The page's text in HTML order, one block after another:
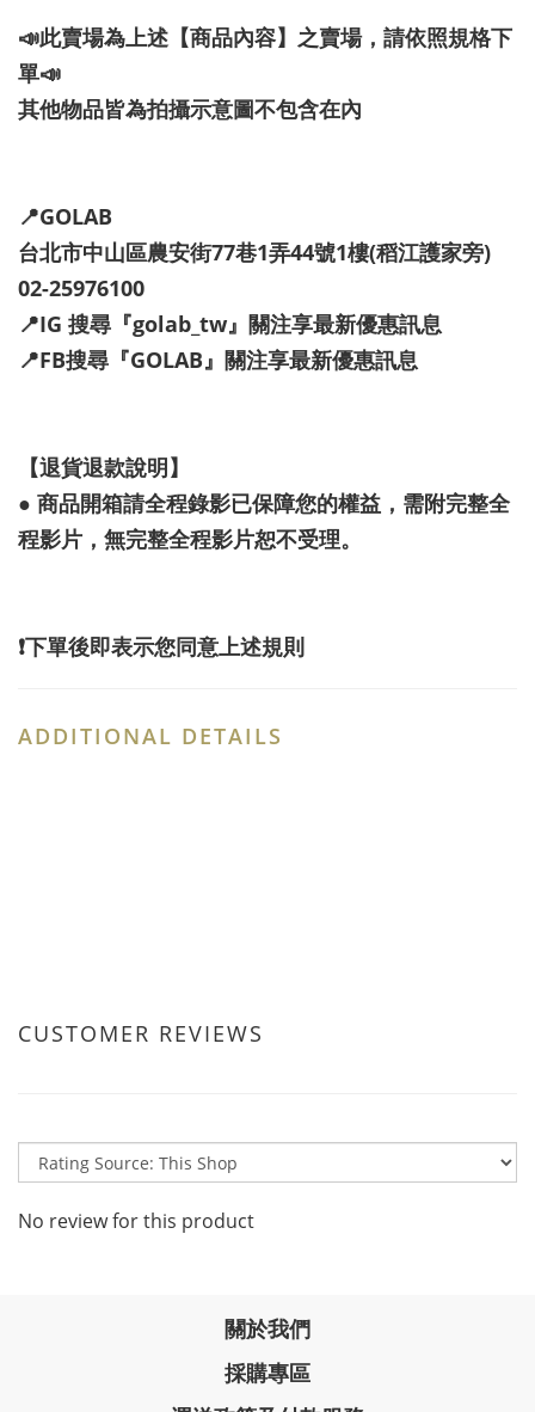
📣此賣場為上述【商品內容】之賣場，請依照規格下
單📣
其他物品皆為拍攝示意圖不包含在內
📍GOLAB
台北市中山區農安街77巷1弄44號1樓(稻江護家旁)
02-25976100
📍IG 搜尋『golab_tw』關注享最新優惠訊息
📍FB搜尋『GOLAB』關注享最新優惠訊息
【退貨退款說明】
● 商品開箱請全程錄影已保障您的權益，需附完整全
程影片，無完整全程影片恕不受理。
❗️下單後即表示您同意上述規則
ADDITIONAL DETAILS
CUSTOMER REVIEWS
No review for this product
關於我們
採購專區